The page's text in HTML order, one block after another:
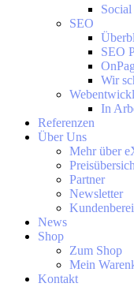
SEO
SEO
Wir
In
Referenzen
Über Uns
Mehr über
Partner
Newsletter
News
Shop
Zum Shop
Mein
Kontakt